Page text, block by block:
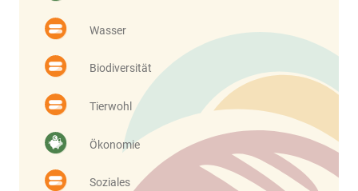
Wasser
Biodiversität
Tierwohl
Ökonomie
Soziales